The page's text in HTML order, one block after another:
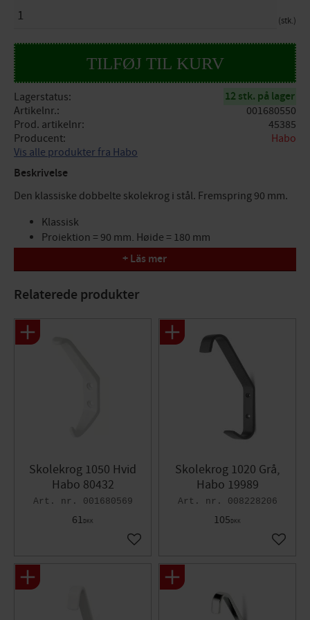
stk.
Lagerstatus 12 stk. på lager
Artikelnr.
001680550
Prod. artikelnr
45385
Producent
Habo
Vis alle produkter fra Habo
Beskrivelse
Den klassiske dobbelte skolekrog i stål. Fremspring 90 mm.
Klassisk
Projektion = 90 mm, Højde = 180 mm
+ Läs mer
Relaterede produkter
Skolekrog 1050 Hvid
Habo 80432
001680569
61DKK
Gem som favorit
Skolekrog 1020 Grå,
Habo 19989
008228206
105DKK
Gem